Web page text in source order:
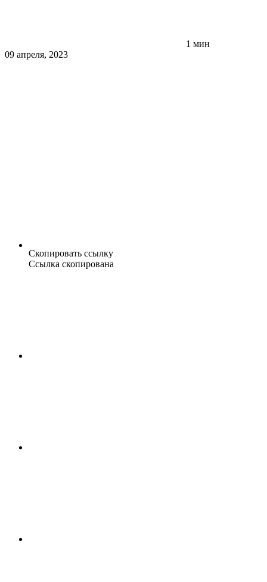
1 мин
09 апреля, 2023
Скопировать ссылку
Ссылка скопирована